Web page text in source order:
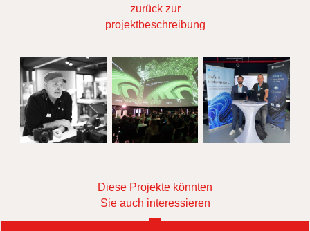
zurück zur
projektbeschreibung
Diese Projekte könnten
Sie auch interessieren